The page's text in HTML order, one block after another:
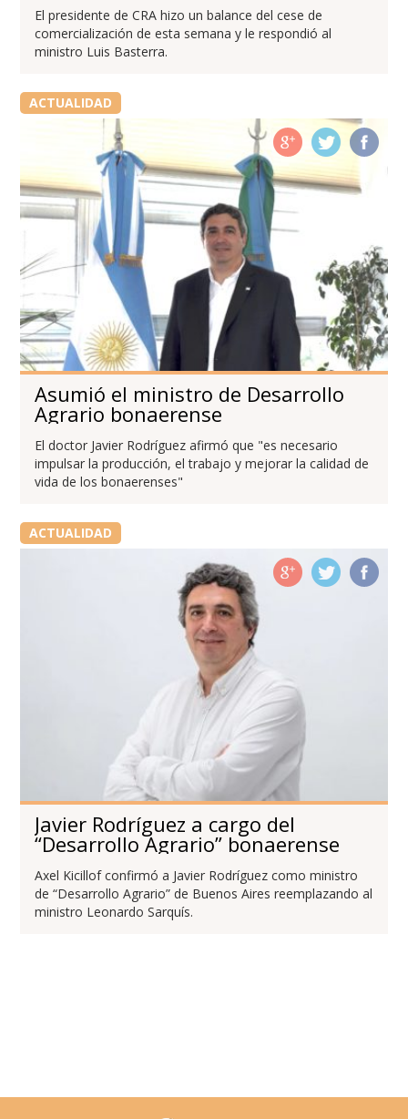
El presidente de CRA hizo un balance del cese de
comercialización de esta semana y le respondió al
ministro Luis Basterra.
ACTUALIDAD
Asumió el ministro de Desarrollo
Agrario bonaerense
El doctor Javier Rodríguez afirmó que "es necesario
impulsar la producción, el trabajo y mejorar la calidad de
vida de los bonaerenses"
ACTUALIDAD
Javier Rodríguez a cargo del
“Desarrollo Agrario” bonaerense
Axel Kicillof confirmó a Javier Rodríguez como ministro
de “Desarrollo Agrario” de Buenos Aires reemplazando al
ministro Leonardo Sarquís.